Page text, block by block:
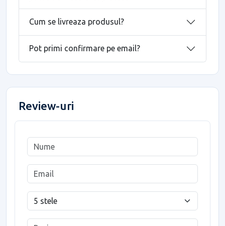
Cum se livreaza produsul?
Pot primi confirmare pe email?
Review-uri